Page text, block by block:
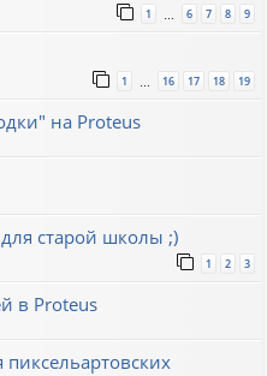
1 6 7 8 9
1 16 17 18 19
на Proteus
старой школы ;)
1 2 3
в Proteus
пиксельартовских